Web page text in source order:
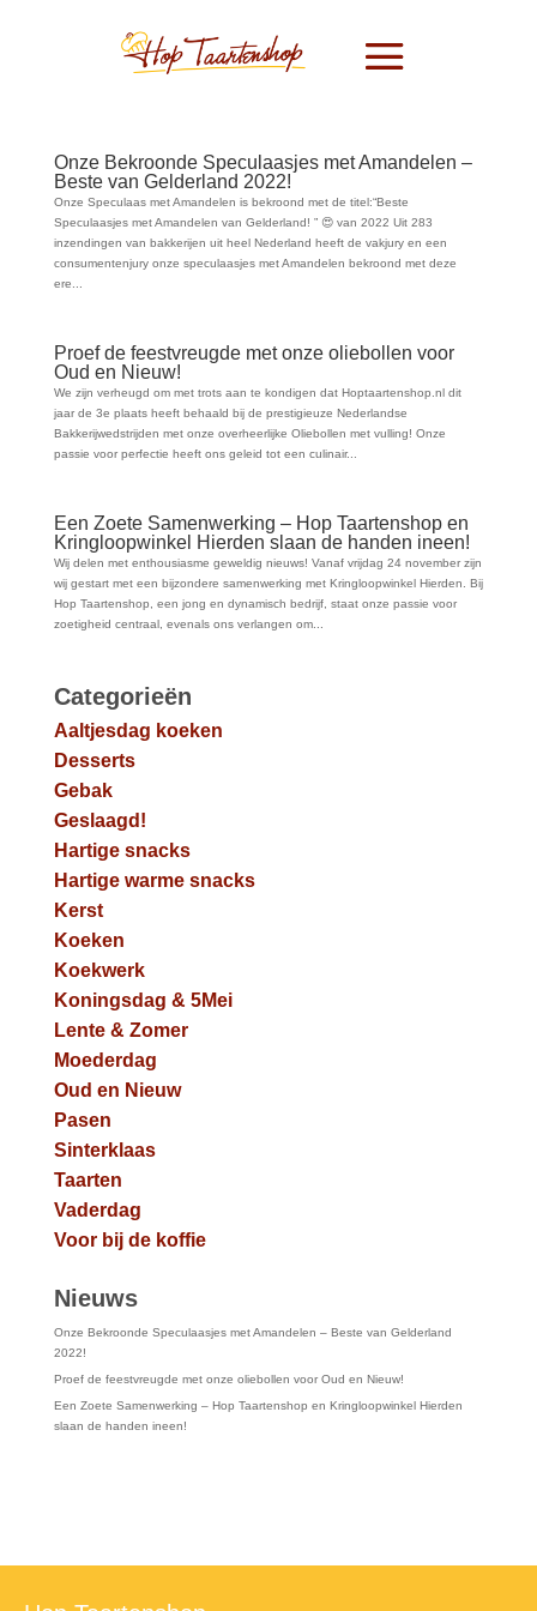
Onze Bekroonde Speculaasjes met Amandelen –
Beste van Gelderland 2022!
Onze Speculaas met Amandelen is bekroond met de titel:“Beste
Speculaasjes met Amandelen van Gelderland! ” 😍 van 2022 Uit 283
inzendingen van bakkerijen uit heel Nederland heeft de vakjury en een
consumentenjury onze speculaasjes met Amandelen bekroond met deze
ere...
Proef de feestvreugde met onze oliebollen voor
Oud en Nieuw!
We zijn verheugd om met trots aan te kondigen dat Hoptaartenshop.nl dit
jaar de 3e plaats heeft behaald bij de prestigieuze Nederlandse
Bakkerijwedstrijden met onze overheerlijke Oliebollen met vulling! Onze
passie voor perfectie heeft ons geleid tot een culinair...
Een Zoete Samenwerking – Hop Taartenshop en
Kringloopwinkel Hierden slaan de handen ineen!
Wij delen met enthousiasme geweldig nieuws! Vanaf vrijdag 24 november zijn
wij gestart met een bijzondere samenwerking met Kringloopwinkel Hierden. Bij
Hop Taartenshop, een jong en dynamisch bedrijf, staat onze passie voor
zoetigheid centraal, evenals ons verlangen om...
Categorieën
Aaltjesdag koeken
Desserts
Gebak
Geslaagd!
Hartige snacks
Hartige warme snacks
Kerst
Koeken
Koekwerk
Koningsdag & 5Mei
Lente & Zomer
Moederdag
Oud en Nieuw
Pasen
Sinterklaas
Taarten
Vaderdag
Voor bij de koffie
Nieuws
Onze Bekroonde Speculaasjes met Amandelen – Beste van Gelderland
2022!
Proef de feestvreugde met onze oliebollen voor Oud en Nieuw!
Een Zoete Samenwerking – Hop Taartenshop en Kringloopwinkel Hierden
slaan de handen ineen!